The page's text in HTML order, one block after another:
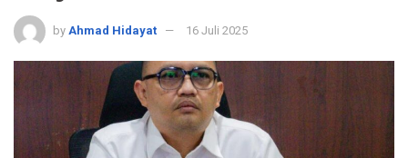
by Ahmad Hidayat 16 Juli 2025